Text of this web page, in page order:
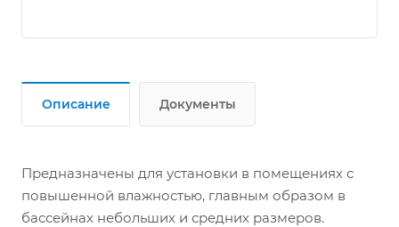
Описание Документы
Предназначены для установки в помещениях с
повышенной влажностью, главным образом в
бассейнах небольших и средних размеров.